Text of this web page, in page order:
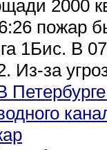
2000
пожар
1Бис. В
Из-за